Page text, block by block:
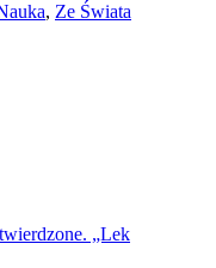
, Ze Świata